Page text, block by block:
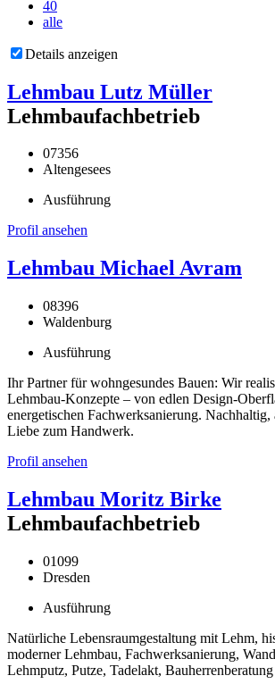
40
alle
Details anzeigen
Lehmbau Lutz Müller
Lehmbaufachbetrieb
07356
Altengesees
Ausführung
Profil ansehen
Lehmbau Michael Avram
08396
Waldenburg
Ausführung
Ihr Partner für wohngesundes Bauen: Wir
Lehmbau-Konzepte – von edlen Design-
energetischen Fachwerksanierung. Nachhaltig,
Liebe zum Handwerk.
Profil ansehen
Lehmbau Moritz Birke
Lehmbaufachbetrieb
01099
Dresden
Ausführung
Natürliche Lebensraumgestaltung mit Lehm,
moderner Lehmbau, Fachwerksanierung,
Lehmputz, Putze, Tadelakt, Bauherrenberatung